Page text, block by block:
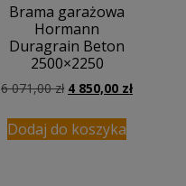
Brama garażowa
Hormann
Duragrain Beton
2500×2250
6 071,00zł Pierwotna
wynosiła:
6
4 850,00 złAktualna
Dodaj do koszyka